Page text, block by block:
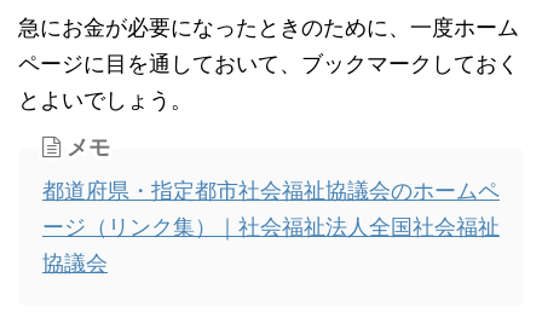
急にお金が必要になったときのために、一度ホーム
ページに目を通しておいて、ブックマークしておく
とよいでしょう。
メモ
都道府県・指定都市社会福祉協議会のホームペ
ージ（リンク集）｜社会福祉法人全国社会福祉
協議会